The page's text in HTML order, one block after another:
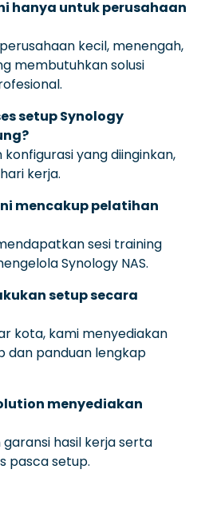
hanya untuk perusahaan
kecil, menengah,
membutuhkan solusi
setup Synology
yang diinginkan,
kerja.
mencakup pelatihan
sesi training
Synology NAS.
setup secara
kota, kami menyediakan
dan panduan lengkap
menyediakan
hasil kerja serta
pasca setup.